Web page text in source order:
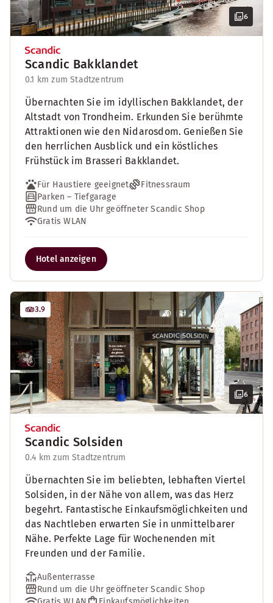
6
Scandic Bakklandet
0.1 km zum Stadtzentrum
Übernachten Sie im idyllischen Bakklandet, der
Altstadt von Trondheim. Erkunden Sie berühmte
Attraktionen wie den Nidarosdom. Genießen Sie
den herrlichen Ausblick und ein köstliches
Frühstück im Brasseri Bakklandet.
Für Haustiere geeignet
Fitnessraum
Parken – Tiefgarage
Rund um die Uhr geöffneter Scandic Shop
Gratis WLAN
Hotel anzeigen
6
3.9
Scandic Solsiden
0.4 km zum Stadtzentrum
Übernachten Sie im beliebten, lebhaften Viertel
Solsiden, in der Nähe von allem, was das Herz
begehrt. Fantastische Einkaufsmöglichkeiten und
das Nachtleben erwarten Sie in unmittelbarer
Nähe. Perfekte Lage für Wochenenden mit
Freunden und der Familie.
Außenterrasse
Rund um die Uhr geöffneter Scandic Shop